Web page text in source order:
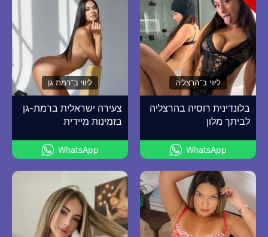
ליווי ב־הרצליה
בלונדינית רוסיה בהרצליה
לביתך מלון
WhatsApp
ליווי ב־רמת גן
צעירה ישראלית ברמת-גן
בזמינות מיידית
WhatsApp